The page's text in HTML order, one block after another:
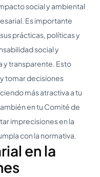
social y ambiental
Es importante
prácticas, políticas y
social y
y transparente. Esto
tomar decisiones
más atractiva a tu
en tu Comité de
imprecisiones en la
con la normativa.
en la